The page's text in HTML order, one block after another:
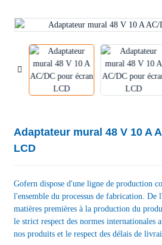
Adaptateur mural 48 V 10 A
LCD
Gofern dispose d'une ligne de production
l'ensemble du processus de fabrication. De
matières premières à la production du
le strict respect des normes internationales
nos produits et le respect des délais de